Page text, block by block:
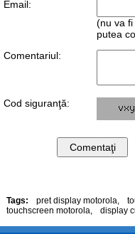
Email:
(nu va
putea
Comentariul:
Cod siguranţă:
Tags: pret display motorola
touchscreen motorola
display